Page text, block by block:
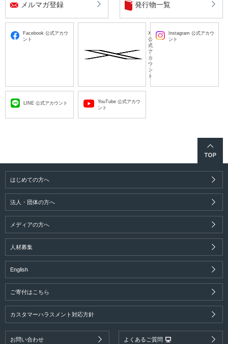
メルマガ登録 発行物一覧
Facebook 公式アカウ
ント
X
公
式
ア
カ
ウ
ン
ト
Instagram 公式アカウ
ント
LINE 公式アカウント
YouTube 公式アカウ
ント
はじめての方へ
法人・団体の方へ
メディアの方へ
人材募集
English
ご寄付はこちら
カスタマーハラスメント対応方針
お問い合わせ よくあるご質問